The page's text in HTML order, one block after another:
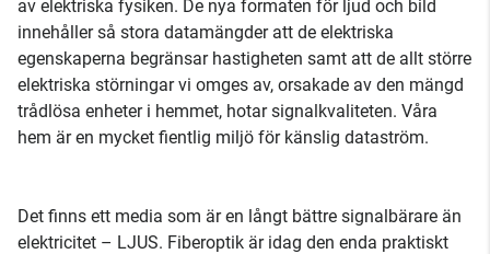
av elektriska fysiken. De nya formaten för ljud och bild
innehåller så stora datamängder att de elektriska
egenskaperna begränsar hastigheten samt att de allt större
elektriska störningar vi omges av, orsakade av den mängd
trådlösa enheter i hemmet, hotar signalkvaliteten. Våra
hem är en mycket fientlig miljö för känslig dataström.
Det finns ett media som är en långt bättre signalbärare än
elektricitet – LJUS. Fiberoptik är idag den enda praktiskt